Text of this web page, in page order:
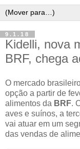
9.1.18
Kidelli, nova
BRF, chega
O mercado
opção a partir de
alimentos da BRF.
aves e suínos, a
vai atuar em um
das vendas de